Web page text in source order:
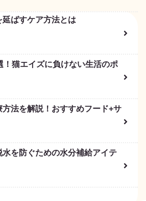
ばすケア方法とは
！猫エイズに負けない生活のポ
法を解説！おすすめフード+サ
を防ぐための水分補給アイテ